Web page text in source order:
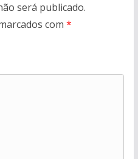
será publicado.
com *